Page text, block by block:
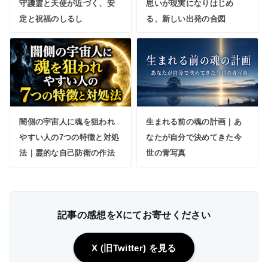
守護霊と天使が近づく、安
定と祝福のしるし
思いが現実になりはじめ
る、新しい出発の合図
闇側の宇宙人に魂を狙われ
やすい人の7つの特徴と対処
法｜霊的な自己防衛の作法
生まれる前の魂の計画｜あ
なたが自分で決めてきた今
世の青写真
記事の感想をXにてお寄せください
X (旧Twitter) を見る